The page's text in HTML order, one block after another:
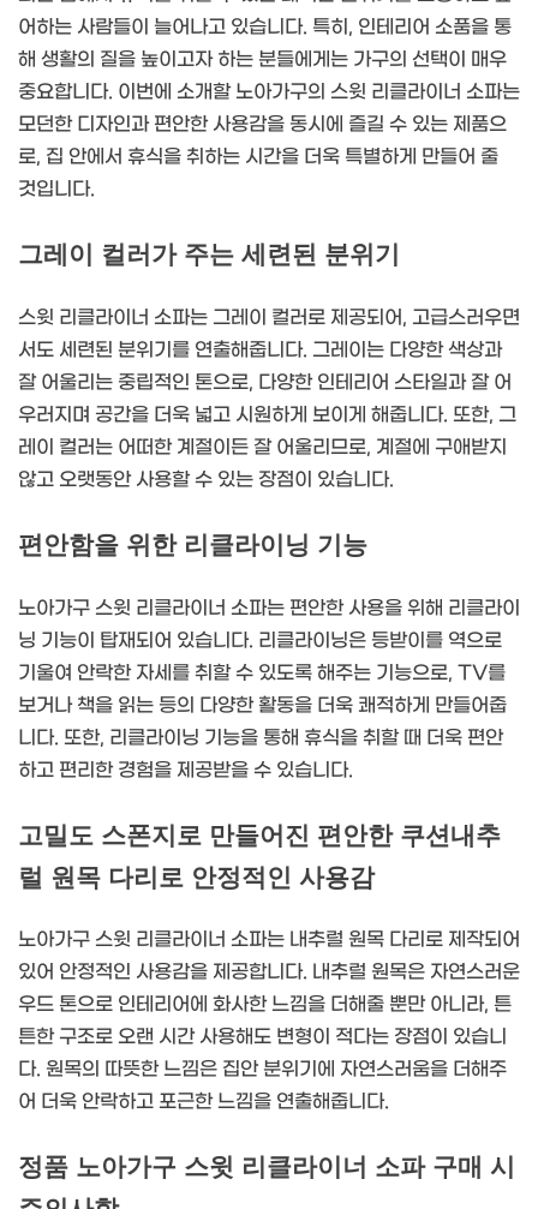
어하는 사람들이 늘어나고 있습니다. 특히, 인테리어 소품을 통
해 생활의 질을 높이고자 하는 분들에게는 가구의 선택이 매우
중요합니다. 이번에 소개할 노아가구의 스윗 리클라이너 소파는
모던한 디자인과 편안한 사용감을 동시에 즐길 수 있는 제품으
로, 집 안에서 휴식을 취하는 시간을 더욱 특별하게 만들어 줄
것입니다.
그레이 컬러가 주는 세련된 분위기
스윗 리클라이너 소파는 그레이 컬러로 제공되어, 고급스러우면
서도 세련된 분위기를 연출해줍니다. 그레이는 다양한 색상과
잘 어울리는 중립적인 톤으로, 다양한 인테리어 스타일과 잘 어
우러지며 공간을 더욱 넓고 시원하게 보이게 해줍니다. 또한, 그
레이 컬러는 어떠한 계절이든 잘 어울리므로, 계절에 구애받지
않고 오랫동안 사용할 수 있는 장점이 있습니다.
편안함을 위한 리클라이닝 기능
노아가구 스윗 리클라이너 소파는 편안한 사용을 위해 리클라이
닝 기능이 탑재되어 있습니다. 리클라이닝은 등받이를 역으로
기울여 안락한 자세를 취할 수 있도록 해주는 기능으로, TV를
보거나 책을 읽는 등의 다양한 활동을 더욱 쾌적하게 만들어줍
니다. 또한, 리클라이닝 기능을 통해 휴식을 취할 때 더욱 편안
하고 편리한 경험을 제공받을 수 있습니다.
고밀도 스폰지로 만들어진 편안한 쿠션내추
럴 원목 다리로 안정적인 사용감
노아가구 스윗 리클라이너 소파는 내추럴 원목 다리로 제작되어
있어 안정적인 사용감을 제공합니다. 내추럴 원목은 자연스러운
우드 톤으로 인테리어에 화사한 느낌을 더해줄 뿐만 아니라, 튼
튼한 구조로 오랜 시간 사용해도 변형이 적다는 장점이 있습니
다. 원목의 따뜻한 느낌은 집안 분위기에 자연스러움을 더해주
어 더욱 안락하고 포근한 느낌을 연출해줍니다.
정품 노아가구 스윗 리클라이너 소파 구매 시